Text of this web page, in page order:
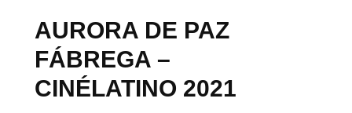
AURORA DE PAZ
FÁBREGA –
CINÉLATINO 2021